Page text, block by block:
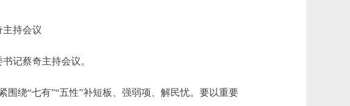
持会议
记蔡奇主持会议。
绕“七有”“五性”补短板、强弱项、解民忧。要以重要